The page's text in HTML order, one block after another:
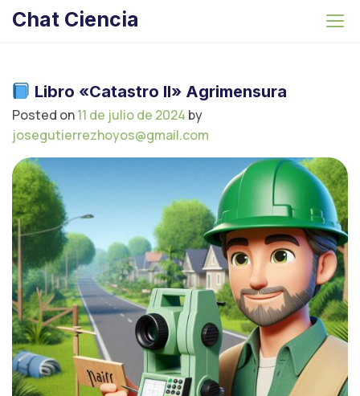
Chat Ciencia
Libro «Catastro II» Agrimensura
Posted on11 de julio de 2024 by
josegutierrezhoyos@gmail.com